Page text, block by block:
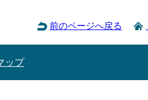
前のページへ戻る
ップ